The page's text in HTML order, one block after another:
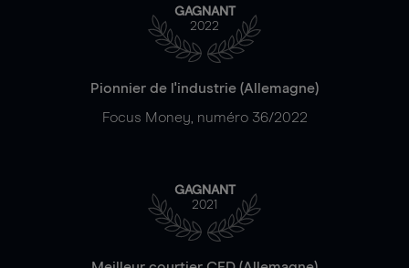
GAGNANT
2022
Pionnier de l'industrie (Allemagne)
Focus Money, numéro 36/2022
GAGNANT
2021